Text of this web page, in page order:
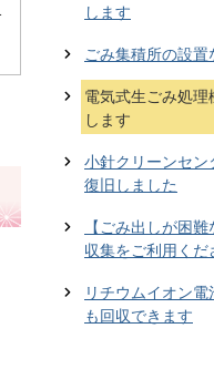
します
ごみ集積所の設置
電気式生ごみ処理
します
小針クリーンセン
復旧しました
【ごみ出しが困
収集をご利用くだ
リチウムイオン
も回収できます